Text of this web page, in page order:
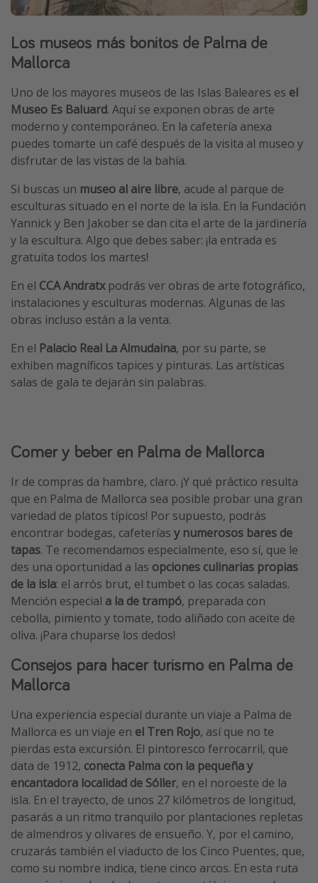
Los museos más bonitos de Palma de
Mallorca
Uno de los mayores museos de las Islas Baleares es el
Museo Es Baluard. Aquí se exponen obras de arte
moderno y contemporáneo. En la cafetería anexa
puedes tomarte un café después de la visita al museo y
disfrutar de las vistas de la bahía.
Si buscas un museo al aire libre, acude al parque de
esculturas situado en el norte de la isla. En la Fundación
Yannick y Ben Jakober se dan cita el arte de la jardinería
y la escultura. Algo que debes saber: ¡la entrada es
gratuita todos los martes!
En el CCA Andratxpodrás ver obras de arte fotográfico,
instalaciones y esculturas modernas. Algunas de las
obras incluso están a la venta.
En el Palacio Real La Almudaina, por su parte, se
exhiben magníficos tapices y pinturas. Las artísticas
salas de gala te dejarán sin palabras.
Comer y beber en Palma de Mallorca
Ir de compras da hambre, claro. ¡Y qué práctico resulta
que en Palma de Mallorca sea posible probar una gran
variedad de platos típicos! Por supuesto, podrás
encontrar bodegas, cafeterías y numerosos bares de
tapas. Te recomendamos especialmente, eso sí, que le
des una oportunidad a las opciones culinarias propias
de la isla: el arrós brut, el tumbet o las cocas saladas.
Mención especial a la de trampó, preparada con
cebolla, pimiento y tomate, todo aliñado con aceite de
oliva. ¡Para chuparse los dedos!
Consejos para hacer turismo en Palma de
Mallorca
Una experiencia especial durante un viaje a Palma de
Mallorca es un viaje en el Tren Rojo, así que no te
pierdas esta excursión. El pintoresco ferrocarril, que
data de 1912, conecta Palma con la pequeña y
encantadora localidad de Sóller, en el noroeste de la
isla. En el trayecto, de unos 27 kilómetros de longitud,
pasarás a un ritmo tranquilo por plantaciones repletas
de almendros y olivares de ensueño. Y, por el camino,
cruzarás también el viaducto de los Cinco Puentes, que,
como su nombre indica, tiene cinco arcos. En esta ruta